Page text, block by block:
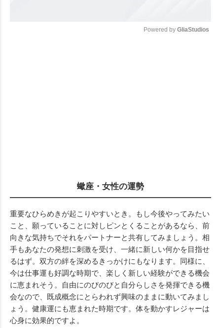
Powered by GliaStudios
蠍座・女性の運勢
重要なひらめきが起こりやすいとき。もし今後やってみたい
こと、願っていることに対しピンとくることがあるなら、前
向きな気持ちでそれをパートナーと共有してみましょう。相
手もあなたの発想に刺激を受け、一緒に新しい何かを目指せ
るはず。双方の絆を深めるきっかけにもなります。同様に、
今は仕事運も好調な時期で、楽しく新しい経験ができる機会
に恵まれそう。自由にのびのびと自分らしさを発揮できる機
会なので、既成概念にとらわれず興味のままに動いてみまし
ょう。健康運にも恵まれた時期です。体を動かすレジャーは
心身に効果的ですよ。